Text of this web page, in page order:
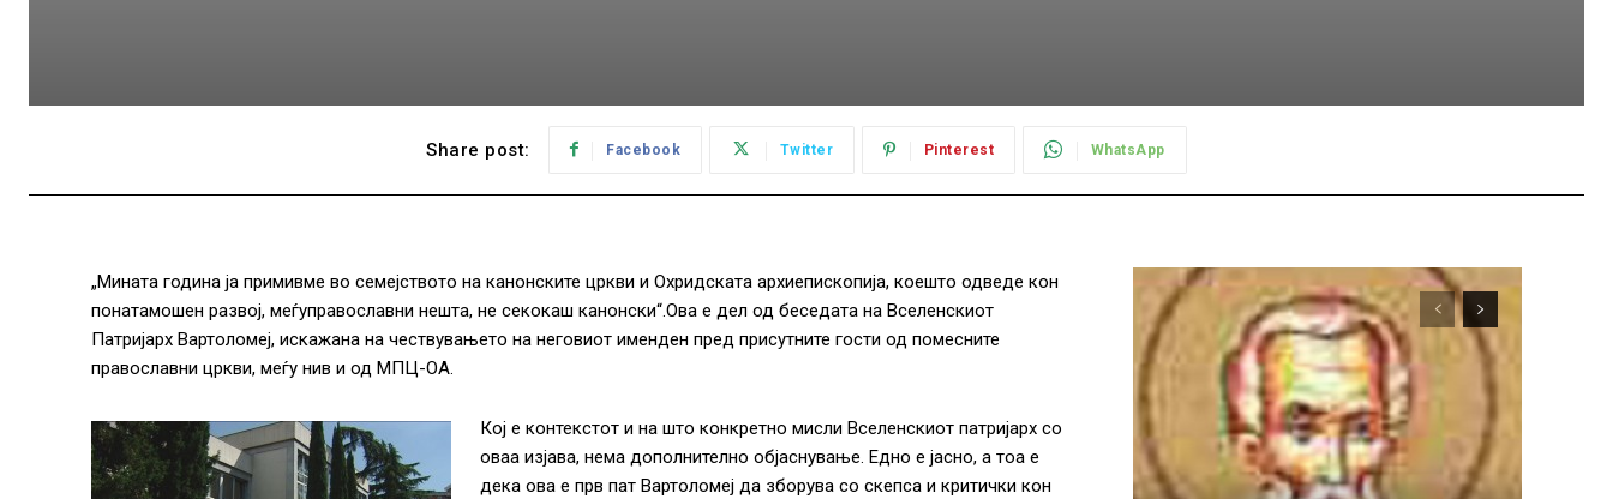
Share post: Facebook Twitter Pinterest WhatsApp
„Мината година ја примивме во семејството на канонските цркви и Охридската архиепископија, коешто одведе кон
понатамошен развој, меѓуправославни нешта, не секокаш канонски“.Ова е дел од беседата на Вселенскиот
Патријарх Вартоломеј, искажана на чествувањето на неговиот именден пред присутните гости од помесните
православни цркви, меѓу нив и од МПЦ-ОА.
Кој е контекстот и на што конкретно мисли Вселенскиот патријарх со
оваа изјава, нема дополнително објаснување. Едно е јасно, а тоа е
дека ова е прв пат Вартоломеј да зборува со скепса и критички кон